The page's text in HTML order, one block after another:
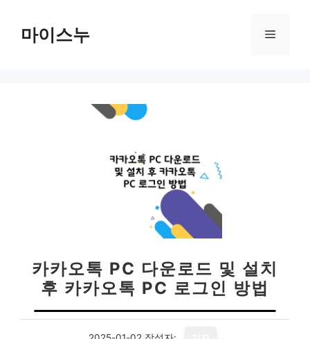
마이스누 메
카카오톡 PC 다운로드 및 설치
후 카카오톡 PC 로그인 방법